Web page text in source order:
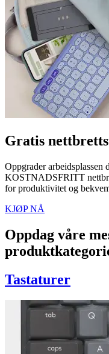
Gratis
Oppgrader
KOSTNADSFRITT
for produktivitet og
KJØP NÅ
Oppdag våre
Tastaturer